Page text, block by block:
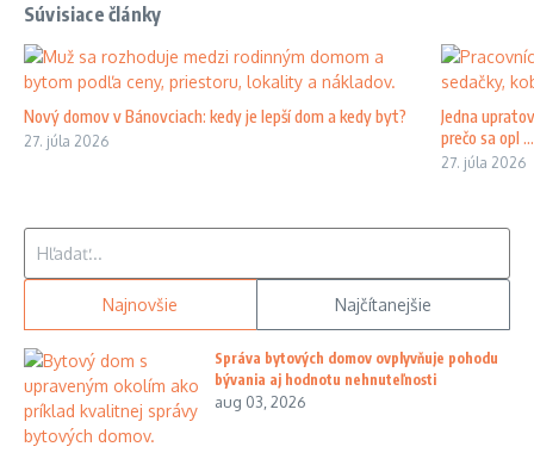
Súvisiace články
Nový domov v Bánovciach: kedy je lepší dom a kedy byt?
27. júla 2026
Jedna
prečo sa opl ...
27. júla 2026
Najnovšie Najčítanejšie
Správa bytových domov ovplyvňuje pohodu
bývania aj hodnotu nehnuteľnosti
aug 03, 2026